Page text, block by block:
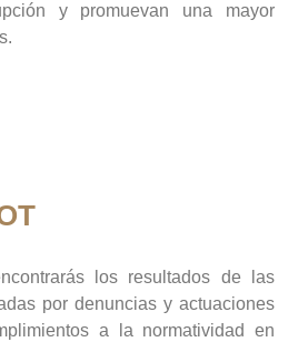
y promuevan una mayor
los resultados de las
por denuncias y actuaciones
a la normatividad en